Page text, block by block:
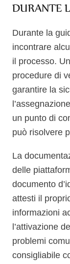
DURANTE
Durante la
incontrare
il processo.
procedure di
garantire la
un punto di
può risolvere
La
delle
documento
attesti il
informazioni
l’attivazione
problemi
consigliabile